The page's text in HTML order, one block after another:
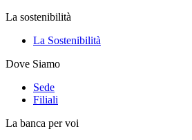
La sostenibilità
La Sostenibilità
Dove Siamo
Sede
Filiali
La banca per voi